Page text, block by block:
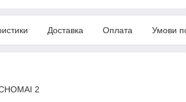
Доставка Оплата Умови
2